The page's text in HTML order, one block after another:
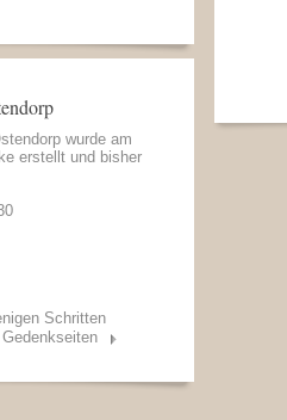
wurde am
erstellt und bisher
Schritten